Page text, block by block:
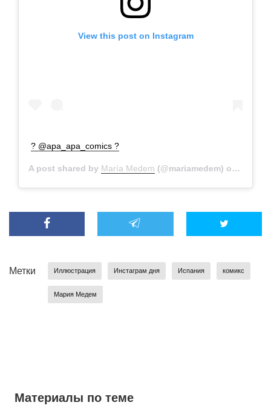
View this post on Instagram
? @apa_apa_comics ?
A post shared by María Medem (@mariamedem) on
Метки Иллюстрация Инстаграм дня Испания комикс
Мария Медем
Материалы по теме